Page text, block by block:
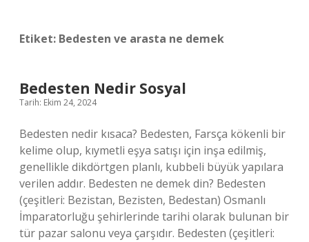
Etiket: Bedesten ve arasta ne demek
Bedesten Nedir Sosyal
Tarih: Ekim 24, 2024
Bedesten nedir kısaca? Bedesten, Farsça kökenli bir
kelime olup, kıymetli eşya satışı için inşa edilmiş,
genellikle dikdörtgen planlı, kubbeli büyük yapılara
verilen addır. Bedesten ne demek din? Bedesten
(çeşitleri: Bezistan, Bezisten, Bedestan) Osmanlı
İmparatorluğu şehirlerinde tarihi olarak bulunan bir
tür pazar salonu veya çarşıdır. Bedesten (çeşitleri: